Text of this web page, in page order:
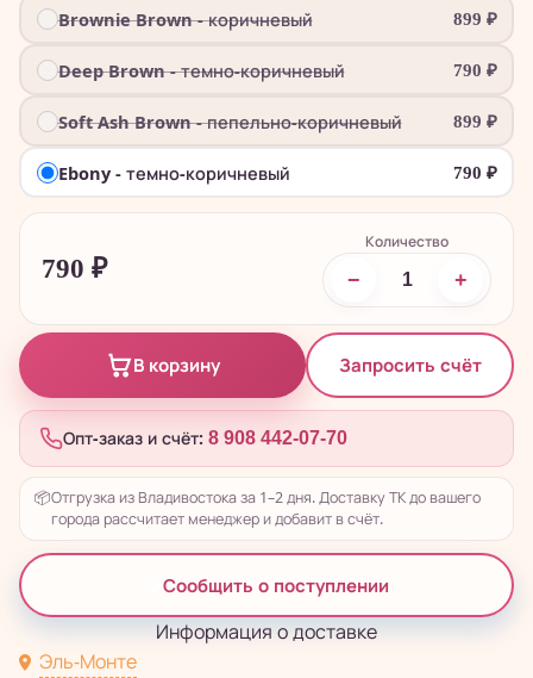
Brownie Brown - коричневый 899 ₽
Deep Brown - темно-коричневый 790 ₽
Soft Ash Brown - пепельно-коричневый 899 ₽
Ebony - темно-коричневый 790 ₽
790 ₽
Количество
− +
В корзину Запросить счёт
Опт-заказ и счёт: 8 908 442-07-70
📦Отгрузка из Владивостока за 1–2 дня. Доставку ТК до вашего
города рассчитает менеджер и добавит в счёт.
Сообщить о поступлении
Информация о доставке
Эль-Монте